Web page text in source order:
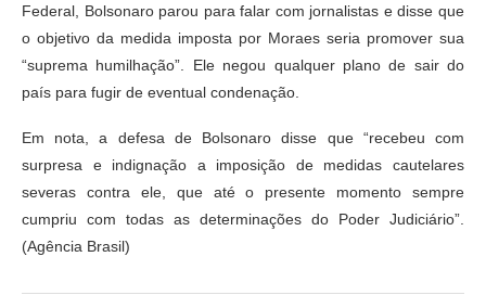
Federal, Bolsonaro parou para falar com jornalistas e disse que
o objetivo da medida imposta por Moraes seria promover sua
“suprema humilhação”. Ele negou qualquer plano de sair do
país para fugir de eventual condenação.
Em nota, a defesa de Bolsonaro disse que “recebeu com
surpresa e indignação a imposição de medidas cautelares
severas contra ele, que até o presente momento sempre
cumpriu com todas as determinações do Poder Judiciário”.
(Agência Brasil)